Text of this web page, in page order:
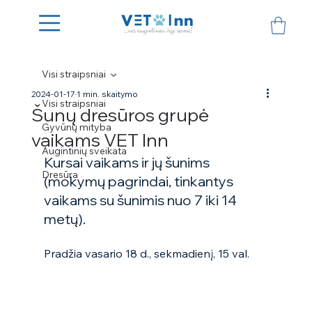
Visi straipsniai
Gyvūnų mityba
Augintinių sveikata
Dresūra
Visi straipsniai
Šunų dresūros grupė
vaikams VET Inn
2024-01-171 min. skaitymo
Kursai vaikams ir jų šunims
(mokymų pagrindai, tinkantys
vaikams su šunimis nuo 7 iki 14
metų).
Pradžia vasario 18 d., sekmadienį, 15 val.